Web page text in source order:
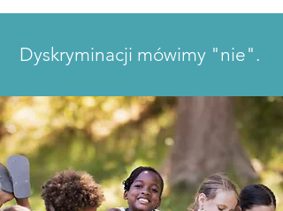
Dyskryminacji mówimy "nie".